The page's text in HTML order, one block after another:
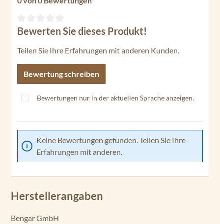
Durchschnittliche Bewertung von 0 von 5 Sternen
Bewerten Sie dieses Produkt!
Teilen Sie Ihre Erfahrungen mit anderen Kunden.
Bewertung schreiben
Bewertungen nur in der aktuellen Sprache anzeigen.
Keine Bewertungen gefunden. Teilen Sie Ihre
Erfahrungen mit anderen.
Herstellerangaben
Bengar GmbH